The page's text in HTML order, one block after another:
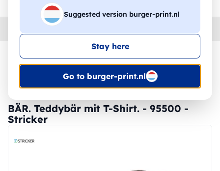
Suggested version burger-print.nl
Stay here
Go to burger-print.nl
Home
🔥 -30 % DTF-Druck
BÄR. Teddybär mit T-Shirt. - 95500 -
Stricker